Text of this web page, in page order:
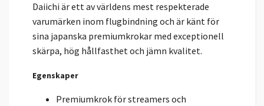
Daiichi är ett av världens mest respekterade
varumärken inom flugbindning och är känt för
sina japanska premiumkrokar med exceptionell
skärpa, hög hållfasthet och jämn kvalitet.
Egenskaper
Premiumkrok för streamers och